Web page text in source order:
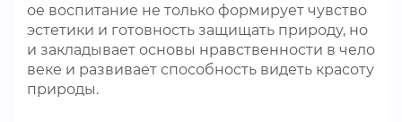
ое воспитание не только формирует чувство
эстетики и готовность защищать природу, но
и закладывает основы нравственности в чело
веке и развивает способность видеть красоту
природы.